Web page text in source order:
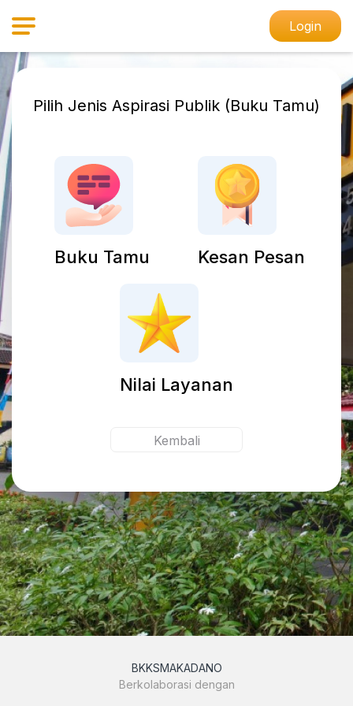
Login
Pilih Jenis Aspirasi Publik (Buku Tamu)
Buku Tamu Kesan Pesan
Nilai Layanan
Kembali
BKKSMAKADANO
Berkolaborasi dengan